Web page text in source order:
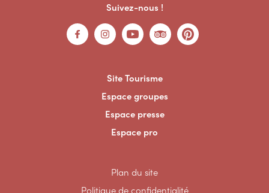
Suivez-nous !
Site Tourisme
Espace groupes
Espace presse
Espace pro
Plan du site
Politique de confidentialité